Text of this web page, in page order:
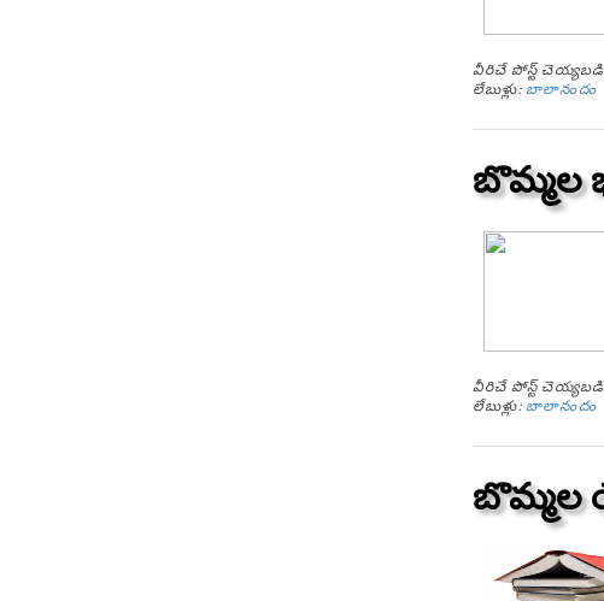
వీరిచే పోస్ట్
లేబుళ్లు: బాలానందం
బొమ్మల
వీరిచే పోస్ట్
లేబుళ్లు: బాలానందం
బొమ్మల